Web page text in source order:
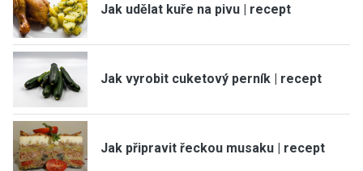
Jak udělat kuře na pivu | recept
Jak vyrobit cuketový perník | recept
Jak připravit řeckou musaku | recept